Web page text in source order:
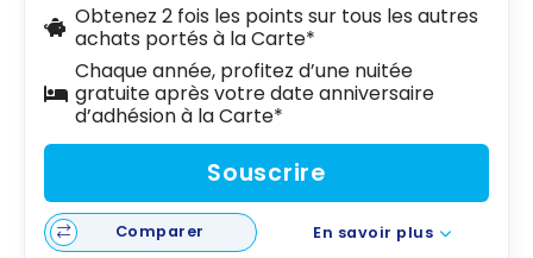
Obtenez 2 fois les points sur tous les autres
achats portés à la Carte*
Chaque année, profitez d’une nuitée
gratuite après votre date anniversaire
d’adhésion à la Carte*
Souscrire
Comparer En savoir plus